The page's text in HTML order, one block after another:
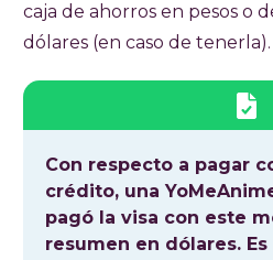
caja de ahorros en pesos o
dólares (en caso de tenerla).
Con respecto a pagar
crédito, una
pagó la visa con este
resumen en dólares.